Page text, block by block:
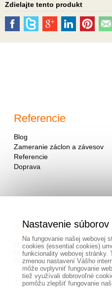
Zdielajte tento produkt
Referencie
Blog
Zameranie záclon a závesov
Referencie
Doprava
Adresa
OD - Mladosť
Hlavná 951
Galanta 924 01
Nastavenie súborov
Na fungovanie našej webovej
cookies (essential cookies)
funkcionality webovej stránky.
zmenou nastavení Vášho
môže ovplyvniť fungovanie
tiež využívali dobrovoľné
pomôžu zlepšiť fungovanie